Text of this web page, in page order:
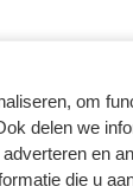
om
delen we
en
die u